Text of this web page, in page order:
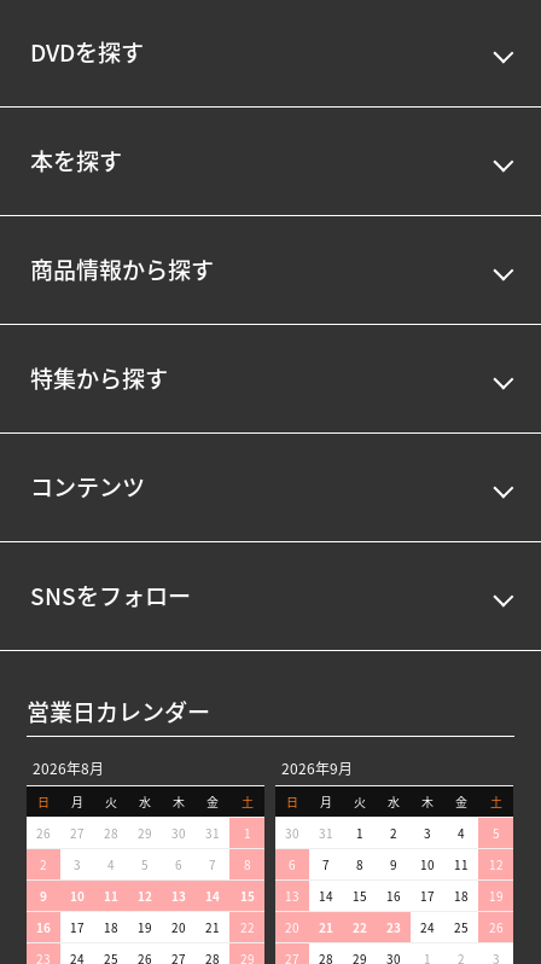
DVDを探す
本を探す
商品情報から探す
特集から探す
コンテンツ
SNSをフォロー
営業日カレンダー
2026年8月
日 月 火 水 木 金
土
26
27 28 29 30 31
1
2
3 4 5 6 7
8
9
10 11 12 13 14
15
16
17 18 19 20 21
22
23
24 25 26 27 28
29
2026年9月
日 月 火 水 木 金
土
30
31 1 2 3 4
5
6
7 8 9 10 11
12
13
14 15 16 17 18
19
20
21 22 23 24 25
26
27
28 29 30 1 2 3